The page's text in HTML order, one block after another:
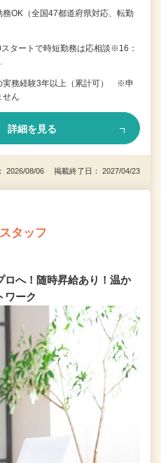
OK（全国47都道府県対応、転勤
タートで時短勤務は応相談※16：
実務経験3年以上（累計可） ※申
せん
詳細を見る
2026/08/06 掲載終了日： 2027/04/23
タッフ
ロへ！随時昇給あり！温か
ワーク